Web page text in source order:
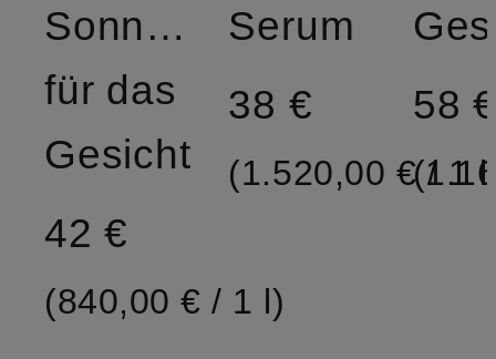
Sonnenschutz
für das
Gesicht
42 €
(840,00 € / 1 l)
Serum
38 €
(1.520,00 € / 1
58 €